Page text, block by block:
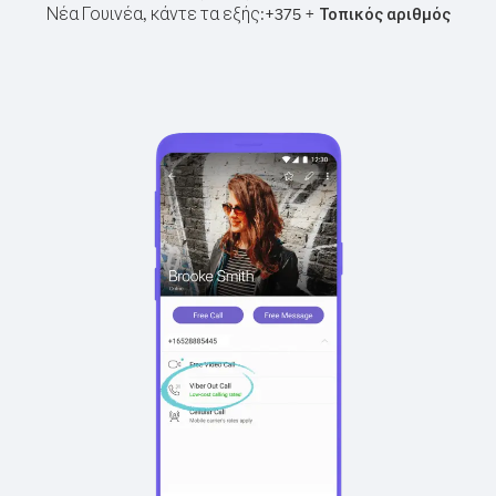
Νέα Γουινέα, κάντε τα εξής:+375+ Τοπικός αριθμός